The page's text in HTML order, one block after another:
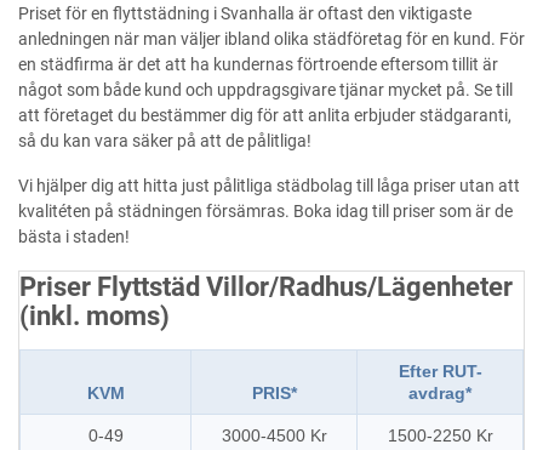
Priset för en flyttstädning i Svanhalla är oftast den viktigaste
anledningen när man väljer ibland olika städföretag för en kund. För
en städfirma är det att ha kundernas förtroende eftersom tillit är
något som både kund och uppdragsgivare tjänar mycket på. Se till
att företaget du bestämmer dig för att anlita erbjuder städgaranti,
så du kan vara säker på att de pålitliga!
Vi hjälper dig att hitta just pålitliga städbolag till låga priser utan att
kvalitéten på städningen försämras. Boka idag till priser som är de
bästa i staden!
Priser Flyttstäd Villor/Radhus/Lägenheter
(inkl. moms)
KVM PRIS*
Efter RUT-
avdrag*
0-49 3000-4500 Kr 1500-2250 Kr